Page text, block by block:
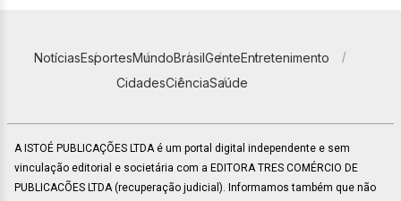
NotíciasEsportesMundoBrasilGenteEntretenimento
CidadesCiênciaSaúde
A ISTOÉ PUBLICAÇÕES LTDA é um portal digital independente e sem
vinculação editorial e societária com a EDITORA TRES COMÉRCIO DE
PUBLICACÕES LTDA (recuperação judicial). Informamos também que não